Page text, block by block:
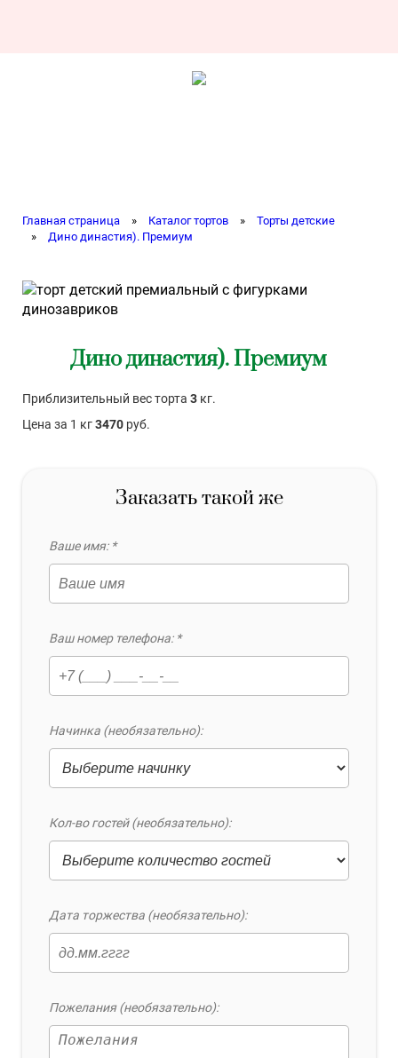
Главная страница » Каталог тортов »
Торты детские
»
Дино династия). Премиум
Дино династия). Премиум
Приблизительный вес торта 3 кг.
Цена за 1 кг3470 руб.
Заказать такой же
Ваше имя: *
Ваш номер телефона: *
Начинка (необязательно):
Кол-во гостей (необязательно):
Дата торжества (необязательно):
Пожелания (необязательно):